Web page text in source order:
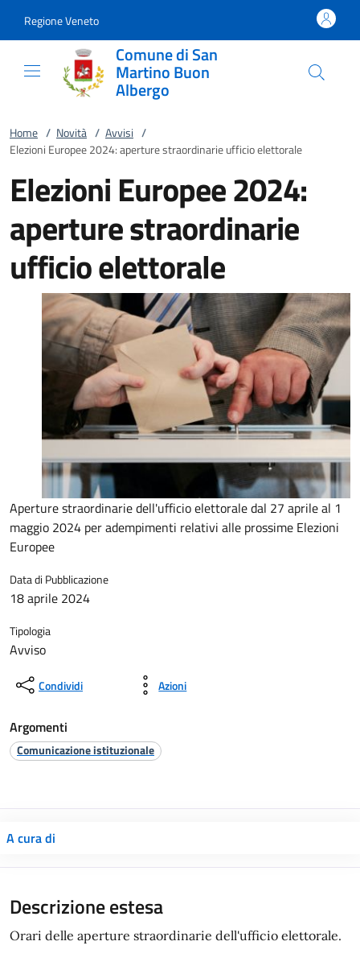
Regione Veneto
Comune di San
Martino Buon
Albergo
Home / Novità / Avvisi /
Elezioni Europee 2024: aperture straordinarie ufficio elettorale
Elezioni Europee 2024:
aperture straordinarie
ufficio elettorale
Aperture straordinarie dell'ufficio elettorale dal 27 aprile al 1
maggio 2024 per adempimenti relativi alle prossime Elezioni
Europee
Data di Pubblicazione
18 aprile 2024
Tipologia
Avviso
Condividi Azioni
Argomenti
Comunicazione istituzionale
A cura di
Descrizione estesa
Orari delle aperture straordinarie dell'ufficio elettorale.